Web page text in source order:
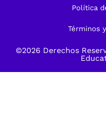
Política
Términos
©2026 Derechos